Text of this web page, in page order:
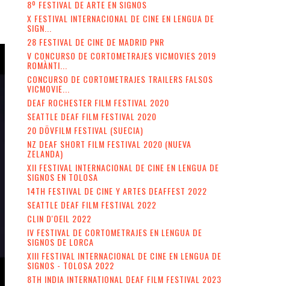
8º FESTIVAL DE ARTE EN SIGNOS
X FESTIVAL INTERNACIONAL DE CINE EN LENGUA DE
SIGN...
28 FESTIVAL DE CINE DE MADRID PNR
V CONCURSO DE CORTOMETRAJES VICMOVIES 2019
ROMÀNTI...
CONCURSO DE CORTOMETRAJES TRAILERS FALSOS
VICMOVIE...
DEAF ROCHESTER FILM FESTIVAL 2020
SEATTLE DEAF FILM FESTIVAL 2020
20 DÖVFILM FESTIVAL (SUECIA)
NZ DEAF SHORT FILM FESTIVAL 2020 (NUEVA
ZELANDA)
XII FESTIVAL INTERNACIONAL DE CINE EN LENGUA DE
SIGNOS EN TOLOSA
14TH FESTIVAL DE CINE Y ARTES DEAFFEST 2022
SEATTLE DEAF FILM FESTIVAL 2022
CLIN D'OEIL 2022
IV FESTIVAL DE CORTOMETRAJES EN LENGUA DE
SIGNOS DE LORCA
XIII FESTIVAL INTERNACIONAL DE CINE EN LENGUA DE
SIGNOS - TOLOSA 2022
8TH INDIA INTERNATIONAL DEAF FILM FESTIVAL 2023